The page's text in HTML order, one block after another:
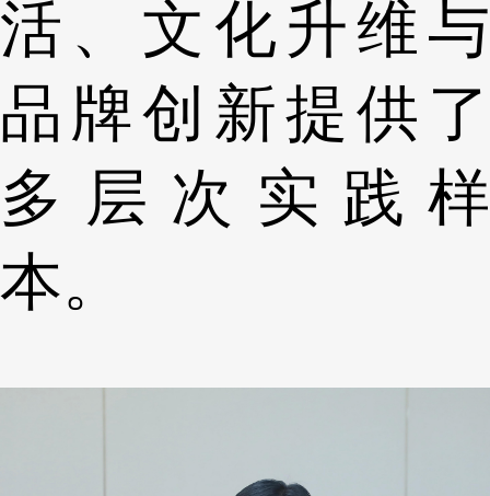
活、文化升维与
品牌创新提供了
多层次实践样
本。